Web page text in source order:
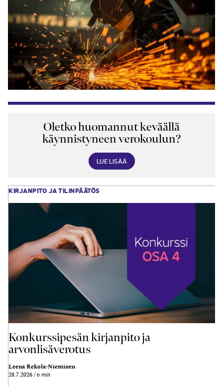
Oletko huomannut keväällä
käynnistyneen verokoulun?
LUE LISÄÄ
KIRJANPITO JA TILINPÄÄTÖS
Konkurssipesän kirjanpito ja
arvonlisäverotus
Leena Rekola-Nieminen
28.7.2026 6 min